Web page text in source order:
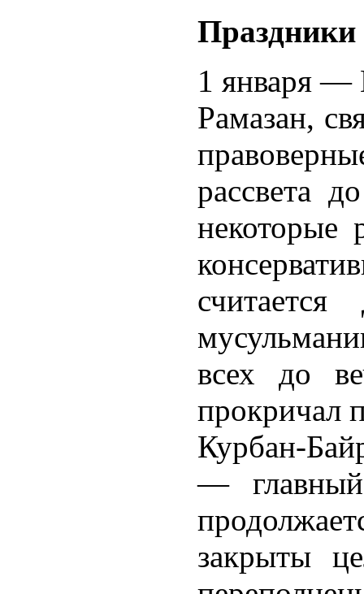
Праздники
1 января —
Рамазан,
рассвета
некоторые
всех до
прокричал
Курбан-
— главный
закрыты